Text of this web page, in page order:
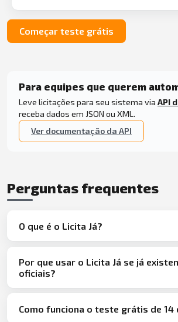
Começar teste grátis
Para equipes que querem
Leve licitações para seu sistema via API
receba dados em JSON ou XML.
Ver documentação da API
Perguntas frequentes
O que é o Licita Já?
Por que usar o Licita Já se já
oficiais?
Como funciona o teste grátis de 14